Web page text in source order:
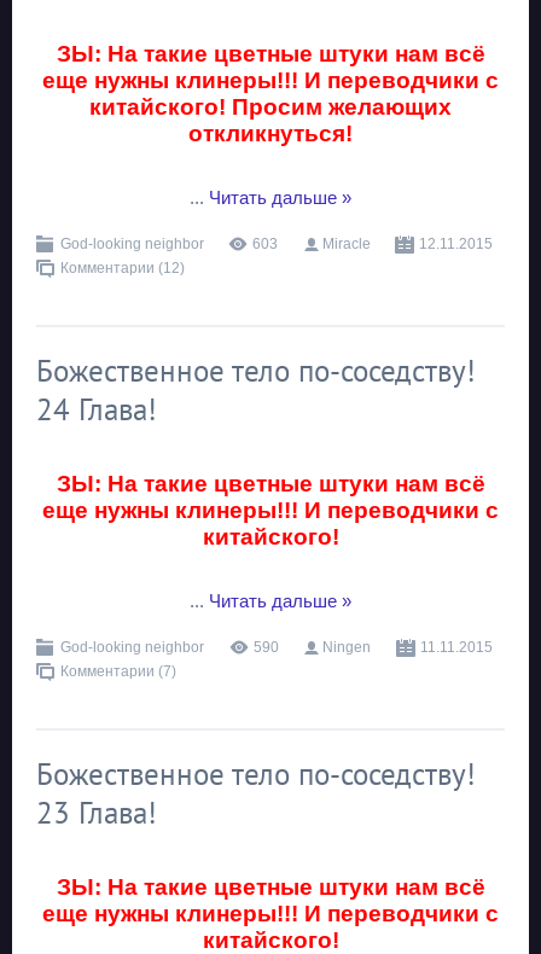
ЗЫ: На такие цветные штуки нам всё
еще нужны клинеры!!! И переводчики с
китайского! Просим желающих
откликнуться!
... Читать дальше »
God-looking neighbor 603 Miracle
12.11.2015
Комментарии (12)
Божественное тело по-соседству!
24 Глава!
ЗЫ: На такие цветные штуки нам всё
еще нужны клинеры!!! И переводчики с
китайского!
... Читать дальше »
God-looking neighbor 590 Ningen
11.11.2015
Комментарии (7)
Божественное тело по-соседству!
23 Глава!
ЗЫ: На такие цветные штуки нам всё
еще нужны клинеры!!! И переводчики с
китайского!